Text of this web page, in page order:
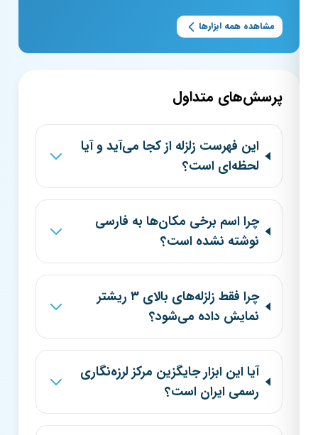
مشاهده همه ابزارها
پرسش‌های متداول
این فهرست زلزله از کجا می‌آید و آیا
لحظه‌ای است؟
چرا اسم برخی مکان‌ها به فارسی
نوشته نشده است؟
چرا فقط زلزله‌های بالای ۳ ریشتر
نمایش داده می‌شود؟
آیا این ابزار جایگزین مرکز لرزه‌نگاری
رسمی ایران است؟